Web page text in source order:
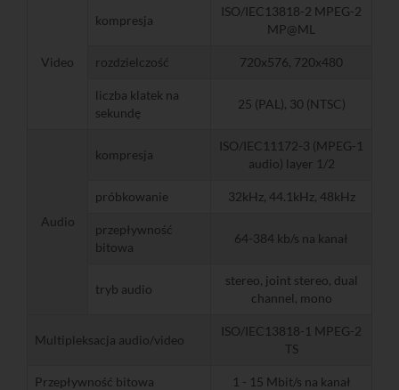
Video
kompresja
ISO/IEC13818-2 MPEG-2
MP@ML
rozdzielczość 720x576, 720x480
liczba klatek na
sekundę
25 (PAL), 30 (NTSC)
Audio
kompresja
ISO/IEC11172-3 (MPEG-1
audio) layer 1/2
próbkowanie 32kHz, 44.1kHz, 48kHz
przepływność
bitowa
64-384 kb/s na kanał
tryb audio
stereo, joint stereo, dual
channel, mono
Multipleksacja audio/video
ISO/IEC13818-1 MPEG-2
TS
Przepływność bitowa 1 - 15 Mbit/s na kanał